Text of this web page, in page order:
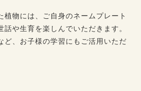
植物には、ご自身のネームプレート
や生育を楽しんでいただきます。
ど、お子様の学習にもご活用いただ